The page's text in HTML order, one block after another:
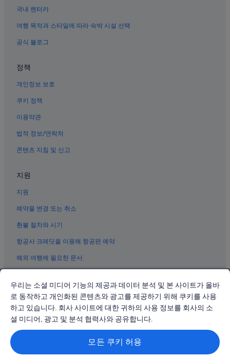
대구의 간이 주방이 있는 호텔
대구의 농장체험 숙박 시설
신천동의 가족 여행 호텔
대구의 인/여관
대구의 아파트식 호텔
성내동의 사우나가 있는 호텔
대구의 컨트리하우스
대구의 온천 호텔
대구의 코티지
대구의 사우나가 있는 호텔
성내동의 가족 여행 호텔
대현동 호텔
칠성시장역 근처 호텔
대구의 캡슐 호텔
대구의 반려동물 동반 가능 호텔
대구 약령시 한의약박물관 근처 호텔
칠성시장역의 게스트하우스
동성로의 부티크 호텔
대구의 골프 호텔
대구 호텔
동성로의 저렴한 호텔
국내 렌터카
여행 목적과 스타일에 따라 숙박 시설 선택
공식 블로그
정책
개인정보 보호
쿠키 정책
이용약관
법적 정보/연락처
콘텐츠 지침 및 신고
지원
지원
예약을 변경 또는 취소
환불 절차와 시기
항공사 크레딧을 이용해 항공편 예약
해외 여행에 필요한 문서
© 2026 Expedia, Inc., Expedia Group 계열사. All rights reserved.
Expedia 및 비행기 로고는 Expedia, Inc.의 상표 또는 등록 상표입니다.
분쟁 해결: 전화: 02-3480-0118, 이메일: travel@support.expedia.co.kr
트래블파트너익스체인지코리아 주식회사. 사업자등록번호: 821-88-01025
익스피디아트래블코리아 주식회사, 서울특별시 종로구 종로5길 7(청진동).
우리는 소셜 미디어 기능의 제공과 데이터 분석 및 본 사이트가 올바
로 동작하고 개인화된 콘텐츠와 광고를 제공하기 위해 쿠키를 사용
하고 있습니다. 회사 사이트에 대한 귀하의 사용 정보를 회사의 소
셜 미디어, 광고 및 분석 협력사와 공유합니다.
모든 쿠키 허용